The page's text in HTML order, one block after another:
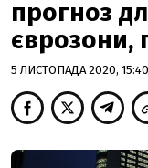
прогноз
єврозони,
5 ЛИСТОПАДА 2020, 15:40